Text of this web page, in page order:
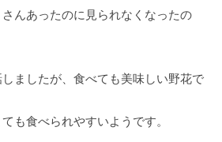
んあったのに見られなくなったの
ましたが、食べても美味しい野花で
も食べられやすいようです。